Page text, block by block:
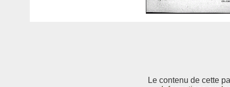
Le contenu de cette